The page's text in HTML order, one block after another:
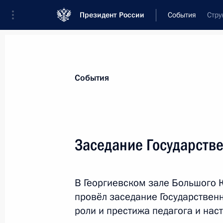
Президент России События
Новости
Заседание комиссии Госсовета по
26 февраля 2024 года, 18:00
События
Заседание
В Георгиевском зале
провёл заседание
роли и престижа педагога и